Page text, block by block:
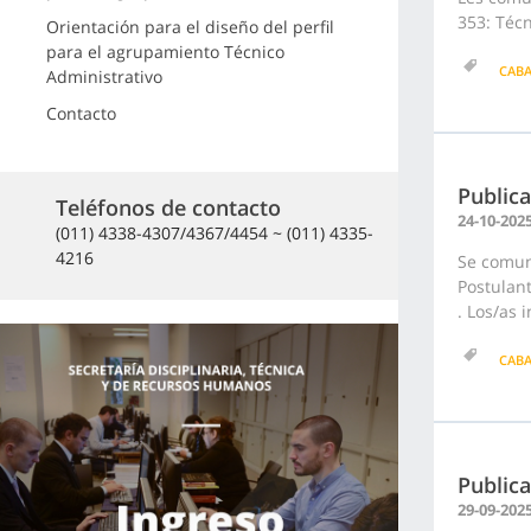
Orientación para el diseño del perfil
para el agrupamiento Técnico
Administrativo
Contacto
Teléfonos de contacto
(011) 4338-4307/4367/4454 ~ (011) 4335-
4216
353:
CABA
24-10-
Se
. Los/as
CABA
29-09-